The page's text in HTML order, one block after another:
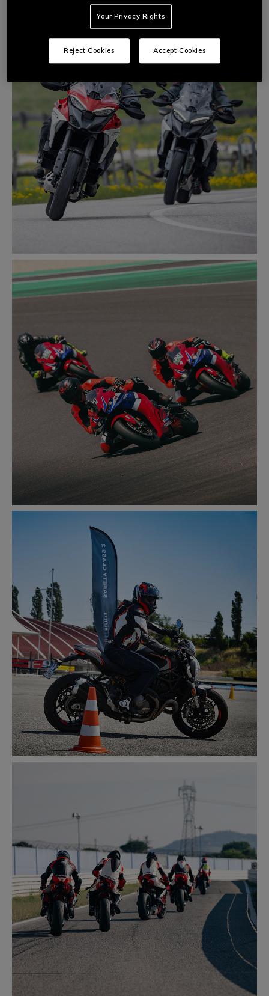
DAINESE EXPERIENCE
De prestaties op de weg, off-road en op het circuit bereiken
een nieuw niveau dankzij verbeterde individuele
vaardigheden, techniekstudie en het bewustzijn van je eigen
grenzen op de motor.
De motorervaring die bij jou past.
ROAD
MEER INFORMATIE
RACETRACK
MEER INFORMATIE
SAFETY
MEER INFORMATIE
Your Privacy Rights
Reject Cookies Accept Cookies